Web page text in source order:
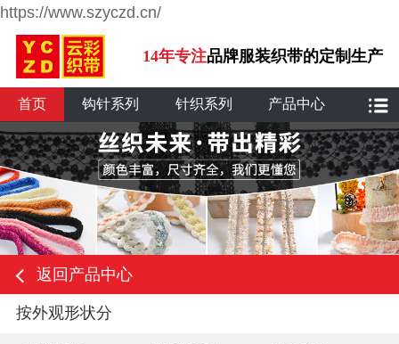
https://www.szyczd.cn/
14年专注品牌服装织带的定制生产
首页 钩针系列 针织系列 产品中心
返回产品中心
按外观形状分